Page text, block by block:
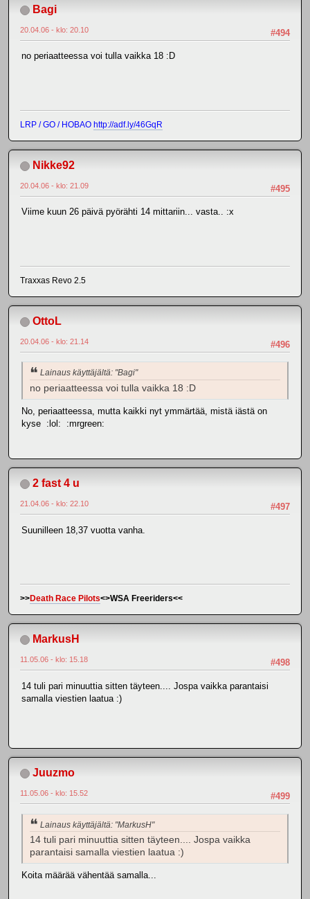
Bagi
#494
20.04.06 - klo: 20.10
no periaatteessa voi tulla vaikka 18 :D
LRP / GO / HOBAO http://adf.ly/46GqR
Nikke92
#495
20.04.06 - klo: 21.09
Viime kuun 26 päivä pyörähti 14 mittariin... vasta.. :x
Traxxas Revo 2.5
OttoL
#496
20.04.06 - klo: 21.14
Lainaus käyttäjältä: "Bagi"
no periaatteessa voi tulla vaikka 18 :D
No, periaatteessa, mutta kaikki nyt ymmärtää, mistä iästä on
kyse :lol: :mrgreen:
2 fast 4 u
#497
21.04.06 - klo: 22.10
Suunilleen 18,37 vuotta vanha.
>>Death Race Pilots<>WSA Freeriders<<
MarkusH
#498
11.05.06 - klo: 15.18
14 tuli pari minuuttia sitten täyteen.... Jospa vaikka parantaisi
samalla viestien laatua :)
Juuzmo
#499
11.05.06 - klo: 15.52
Lainaus käyttäjältä: "MarkusH"
14 tuli pari minuuttia sitten täyteen.... Jospa vaikka
parantaisi samalla viestien laatua :)
Koita määrää vähentää samalla...